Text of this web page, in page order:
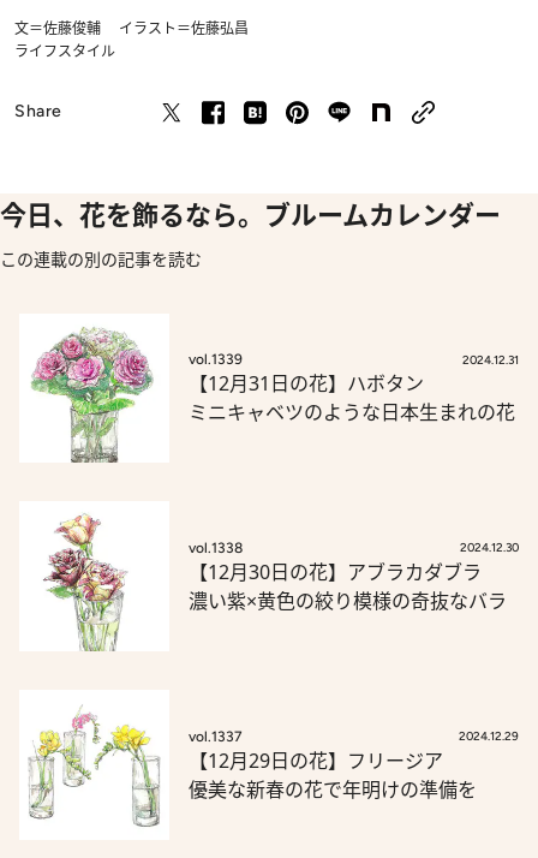
文＝佐藤俊輔 イラスト＝佐藤弘昌
ライフスタイル
Share
今日、花を飾るなら。ブルームカレンダー
この連載の別の記事を読む
vol.1339 2024.12.31
【12月31日の花】ハボタン
ミニキャベツのような日本生まれの花
vol.1338 2024.12.30
【12月30日の花】アブラカダブラ
濃い紫×黄色の絞り模様の奇抜なバラ
vol.1337 2024.12.29
【12月29日の花】フリージア
優美な新春の花で年明けの準備を